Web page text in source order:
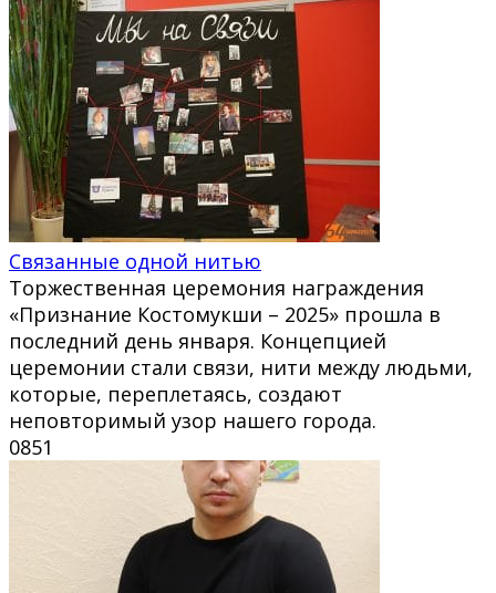
Связанные одной нитью
Торжественная церемония награждения
«Признание Костомукши – 2025» прошла в
последний день января. Концепцией
церемонии стали связи, нити между людьми,
которые, переплетаясь, создают
неповторимый узор нашего города.
0851